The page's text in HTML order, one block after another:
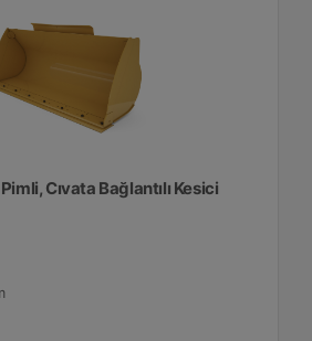
Cıvata Bağlantılı Kesici